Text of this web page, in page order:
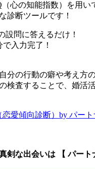
（心の知能指数）を用い
診断ツールです！
設問に答えるだけ！
で入力完了！
分の行動の癖や考え方
検査することで、婚活
恋愛傾向診断）by パー
剣な出会いは 【 パート